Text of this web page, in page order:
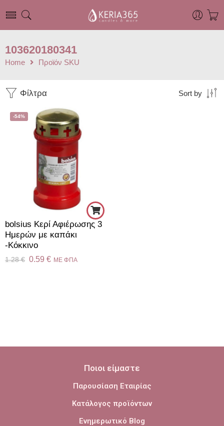
103620180341
Home Προϊόν SKU
Φίλτρα Sort by
-54%
bolsius Κερί Αφιέρωσης 3
Ημερών με καπάκι
-Κόκκινο
1.28€ 0.59 € ME ΦΠΑ
Ποιοι είμαστε
Παρουσίαση Εταιρίας
Κατάλογος προϊόντων
Ενημερωτικό Blog